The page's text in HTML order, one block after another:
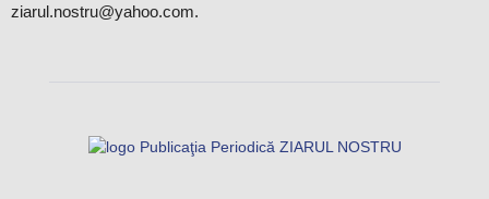
ziarul.nostru@yahoo.com.